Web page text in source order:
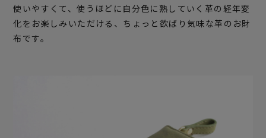
使いやすくて、使うほどに自分色に熟していく革の経年変
化をお楽しみいただける、ちょっと欲ばり気味な革のお財
布です。